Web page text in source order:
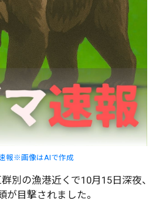
報※画像はAIで作成
別の漁港近くで10月15日深夜、
目撃されました。